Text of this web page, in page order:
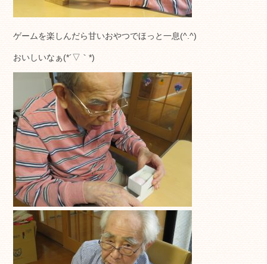
ゲームを楽しんだら甘いおやつでほっと一息(^.^)
おいしいなぁ(*´▽｀*)